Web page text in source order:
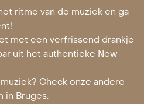
ritme van de muziek en ga
met een verfrissend drankje
uit het authentieke New
Check onze andere
in Bruges.